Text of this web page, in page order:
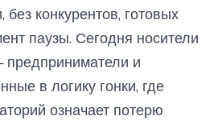
конкурентов, готовых
паузы. Сегодня носители
и
в логику гонки, где
означает потерю